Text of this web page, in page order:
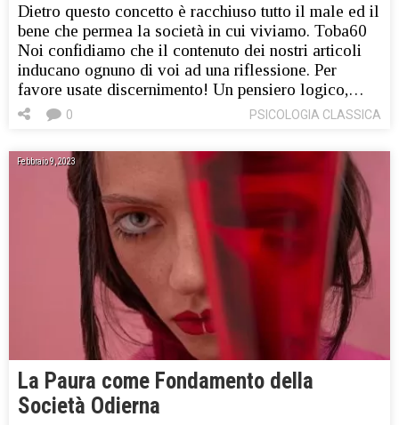
Dietro questo concetto è racchiuso tutto il male ed il
bene che permea la società in cui viviamo. Toba60
Noi confidiamo che il contenuto dei nostri articoli
inducano ognuno di voi ad una riflessione. Per
favore usate discernimento! Un pensiero logico,…
PSICOLOGIA CLASSICA
0
Febbraio 9, 2023
La Paura come Fondamento della
Società Odierna